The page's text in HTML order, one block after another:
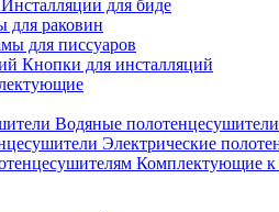
Инсталляции для биде
для раковин
для писсуаров
Кнопки для инсталляций
Водяные полотенцесушители
Электрические
Комплектующие к